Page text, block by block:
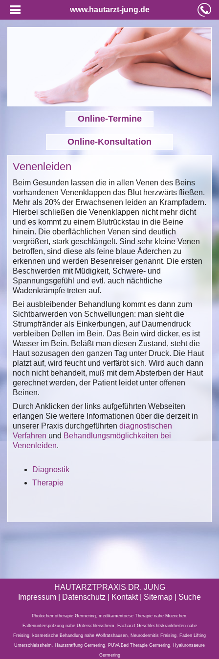
www.hautarzt-jung.de
Online-Termine
Online-Konsultation
Venenleiden
Beim Gesunden lassen die in allen Venen des Beins
vorhandenen Venenklappen das Blut herzwärts fließen.
Mehr als 20% der Erwachsenen leiden an Krampfadern.
Hierbei schließen die Venenklappen nicht mehr dicht
und es kommt zu einem Blutrückstau in die Beine
hinein. Die oberflächlichen Venen sind deutlich
vergrößert, stark geschlängelt. Sind sehr kleine Venen
betroffen, sind diese als feine blaue Äderchen zu
erkennen und werden Besenreiser genannt. Die ersten
Beschwerden mit Müdigkeit, Schwere- und
Spannungsgefühl und evtl. auch nächtliche
Wadenkrämpfe treten auf.
Bei ausbleibender Behandlung kommt es dann zum
Sichtbarwerden von Schwellungen: man sieht die
Strumpfränder als Einkerbungen, auf Daumendruck
verbleiben Dellen im Bein. Das Bein wird dicker, es ist
Wasser im Bein. Beläßt man diesen Zustand, steht die
Haut sozusagen den ganzen Tag unter Druck. Die Haut
platzt auf, wird feucht und verfärbt sich. Wird auch dann
noch nicht behandelt, muß mit dem Absterben der Haut
gerechnet werden, der Patient leidet unter offenen
Beinen.
Durch Anklicken der links aufgeführten Webseiten
erlangen Sie weitere Informationen über die derzeit in
unserer Praxis durchgeführten diagnostischen
Verfahren und Behandlungsmöglichkeiten bei
Venenleiden.
Diagnostik
Therapie
HAUTARZTPRAXIS DR. JUNG
Impressum
Datenschutz | Kontakt | Sitemap Suche
Photochemotherapie Germering, medikamentoese Therapie nahe Muenchen,
Faltenunterspritzung nahe Unterschleissheim , Facharzt Geschlechtskrankheiten nahe
Freising, kosmetische Behandlung nahe Wolfratshausen, Neurodermitis Freising, Faden Lifting
Unterschleissheim , Hautstraffung Germering, PUVA Bad Therapie Germering, Hyaluronsaeure
Germering